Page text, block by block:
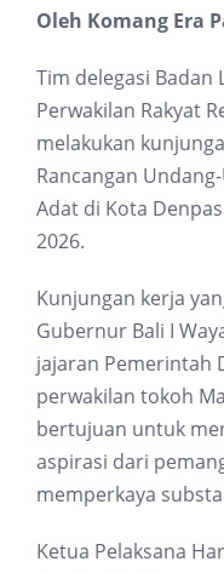
Oleh Komang Era
Tim delegasi Badan
Perwakilan Rakyat
melakukan
Rancangan
Adat di Kota
2026.
Kunjungan kerja
Gubernur Bali I
jajaran Pemerintah
perwakilan tokoh
bertujuan untuk
aspirasi dari
memperkaya
Ketua Pelaksana